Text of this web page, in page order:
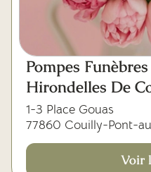
Pompes
Hirondelles De
1-3 Place Gouas
77860 Couilly-Pont-
Voir